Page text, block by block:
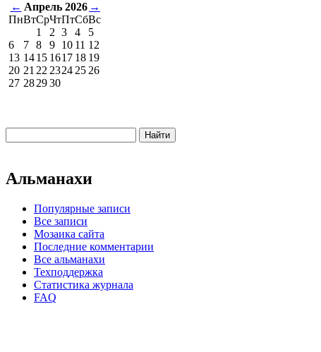
← Апрель 2026 →
ПнВтСрЧтПтСбВс
1
2 3 4
5
6
7 8 9 10 11 12
13 1415 1617 18 19
20 21 22 2324 25 26
27 282930
Альманахи
Популярные записи
Все записи
Мозаика сайта
Последние комментарии
Все альманахи
Техподдержка
Статистика журнала
FAQ